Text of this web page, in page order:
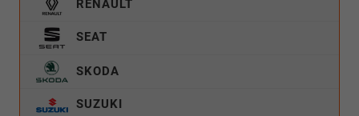
RENAULT
SEAT
SKODA
SUZUKI